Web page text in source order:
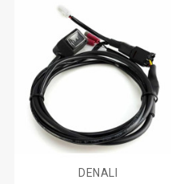
DENALI